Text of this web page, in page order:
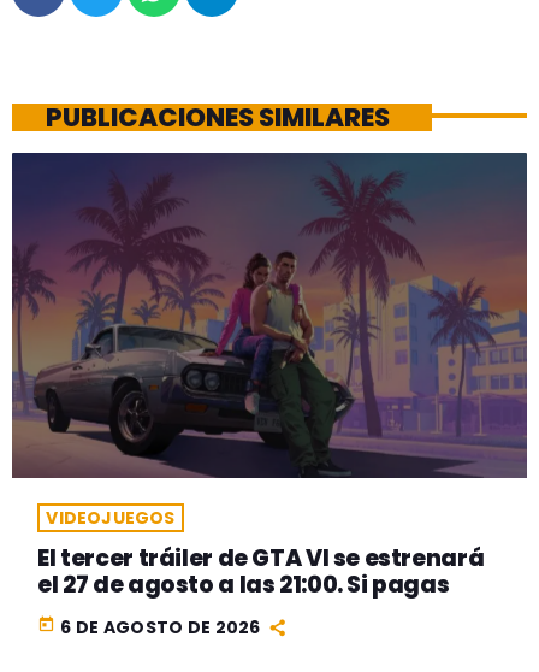
PUBLICACIONES SIMILARES
VIDEOJUEGOS
El tercer tráiler de GTA VI se estrenará
el 27 de agosto a las 21:00. Si pagas
today 6 DE AGOSTO DE 2026